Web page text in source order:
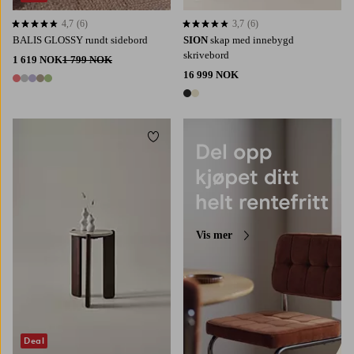
BALIS GLOSSY rundt sidebord
1 619 NOK1 799 NOK
5 farger
4,7 basert på 6 karaktergivninger
4,7 (6)
SION skap med innebygd
skrivebord
16 999 NOK
2 farger
3,7 basert på 6 karaktergivninger
3,7 (6)
Deal
Legg til favoritter
Vis mer